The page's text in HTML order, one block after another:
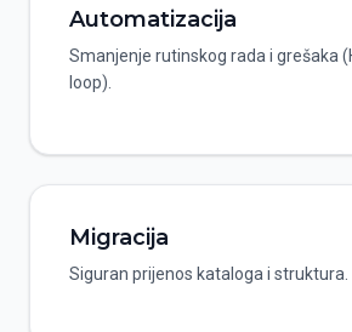
Automatizacija
Smanjenje rutinskog rada i grešaka
loop).
Migracija
Siguran prijenos kataloga i struktura.